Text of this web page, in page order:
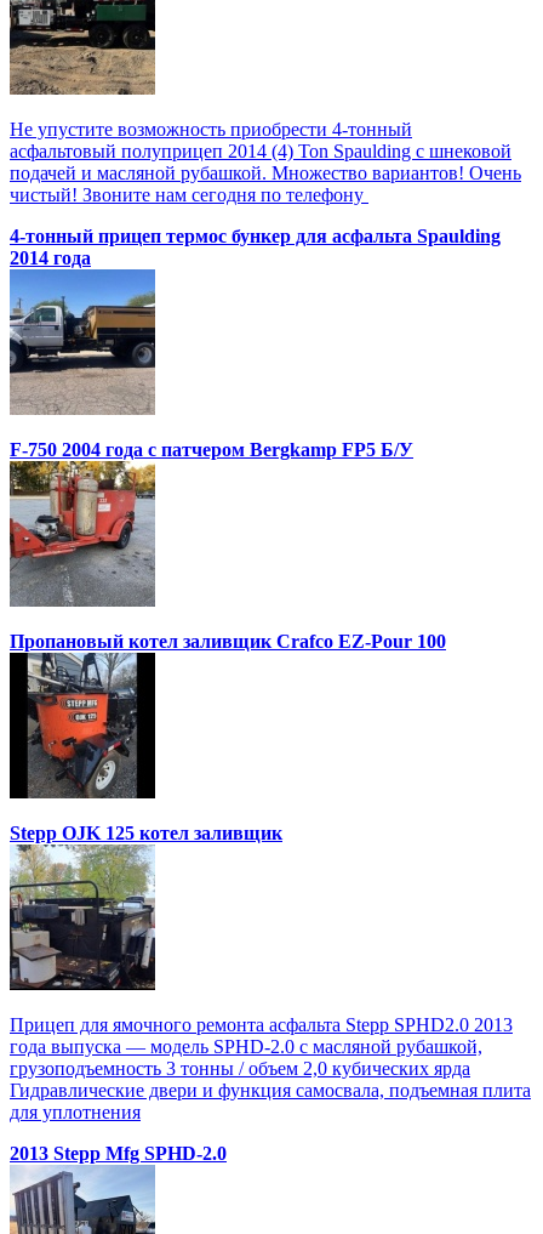
Не упустите возможность приобрести 4-тонный
асфальтовый полуприцеп 2014 (4) Ton Spaulding с шнековой
подачей и масляной рубашкой. Множество вариантов! Очень
чистый! Звоните нам сегодня по телефону
4-тонный прицеп термос бункер для асфальта Spaulding
2014 года
F-750 2004 года с патчером Bergkamp FP5 Б/У
Пропановый котел заливщик Crafco EZ-Pour 100
Stepp OJK 125 котел заливщик
Прицеп для ямочного ремонта асфальта Stepp SPHD2.0 2013
года выпуска — модель SPHD-2.0 с масляной рубашкой,
грузоподъемность 3 тонны / объем 2,0 кубических ярда
Гидравлические двери и функция самосвала, подъемная плита
для уплотнения
2013 Stepp Mfg SPHD-2.0